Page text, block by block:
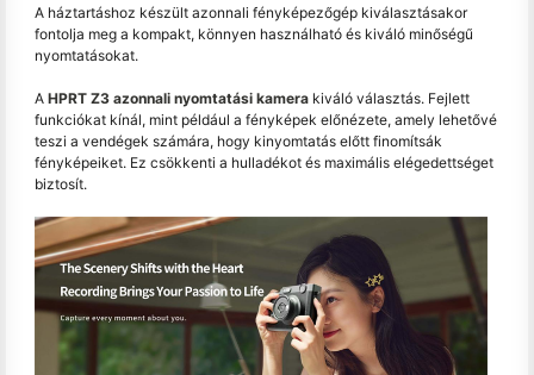
A háztartáshoz készült azonnali fényképezőgép kiválasztásakor
fontolja meg a kompakt, könnyen használható és kiváló minőségű
nyomtatásokat.
A HPRT Z3 azonnali nyomtatási kamera kiváló választás. Fejlett
funkciókat kínál, mint például a fényképek előnézete, amely lehetővé
teszi a vendégek számára, hogy kinyomtatás előtt finomítsák
fényképeiket. Ez csökkenti a hulladékot és maximális elégedettséget
biztosít.